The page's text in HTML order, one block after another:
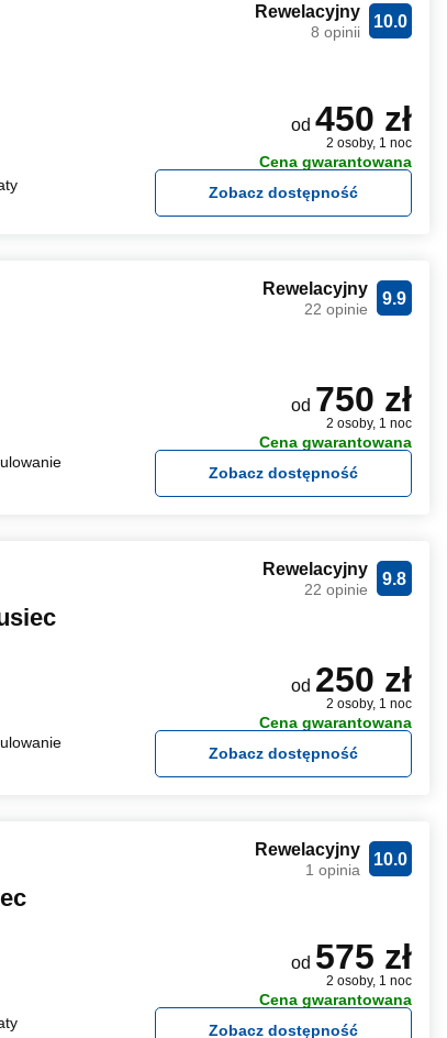
10.0
Rewelacyjny
8 opinii
od 450 zł
2 osoby, 1 noc
Cena gwarantowana
Zobacz dostępność
9.9
Rewelacyjny
22 opinie
od 750 zł
2 osoby, 1 noc
Cena gwarantowana
Zobacz dostępność
9.8
Rewelacyjny
22 opinie
od 250 zł
2 osoby, 1 noc
Cena gwarantowana
Zobacz dostępność
10.0
Rewelacyjny
1 opinia
od 575 zł
2 osoby, 1 noc
Cena gwarantowana
Zobacz dostępność